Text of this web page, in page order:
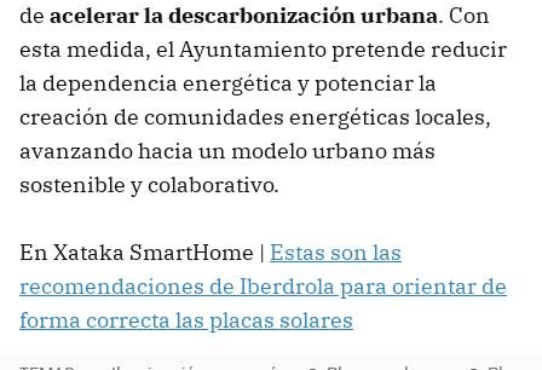
de acelerar la descarbonización urbana. Con
esta medida, el Ayuntamiento pretende reducir
la dependencia energética y potenciar la
creación de comunidades energéticas locales,
avanzando hacia un modelo urbano más
sostenible y colaborativo.
En Xataka SmartHome | Estas son las
recomendaciones de Iberdrola para orientar de
forma correcta las placas solares